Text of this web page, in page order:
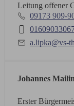
Leitung offener
09173 909-
a.lipka@vs-
Johannes
Erster